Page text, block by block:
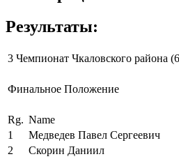
Результаты:
3 Чемпионат Чкаловского района
Финальное Положение
Rg. Name
1
Медведев Павел Сергеевич
2
Скорин Даниил